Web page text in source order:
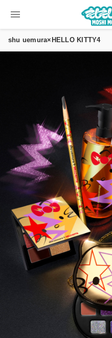
menu
shu uemura×HELLO KITTY4